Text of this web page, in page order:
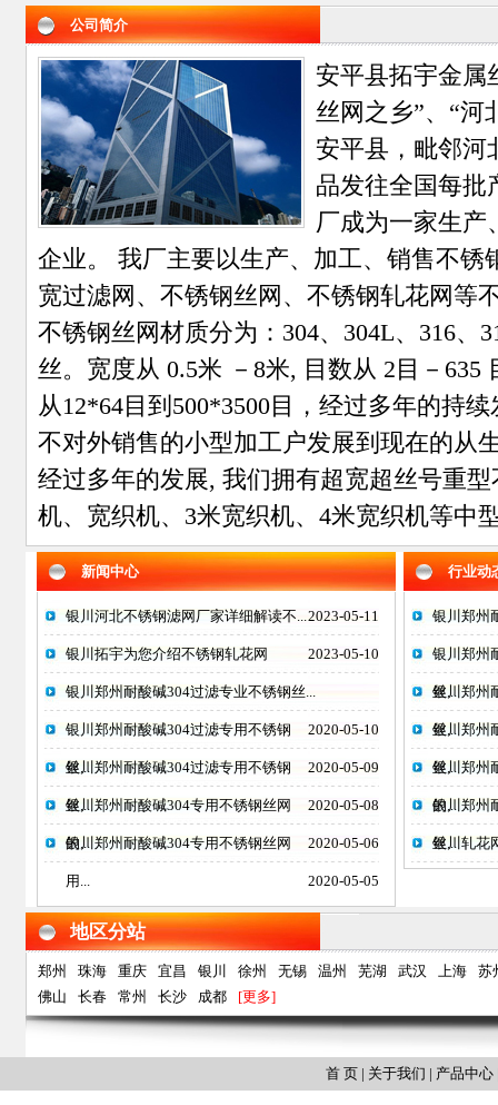
公司简介
安平县拓宇金属
丝网之乡”、“
安平县，毗邻河
品发往全国每批
厂成为一家生产
企业。 我厂主要以生产、加工、销售不锈
宽过滤网、不锈钢丝网、不锈钢轧花网等
不锈钢丝网材质分为：304、304L、316、
丝。宽度从 0.5米 －8米, 目数从 2目－635
从12*64目到500*3500目，经过多年的持
不对外销售的小型加工户发展到现在的从
经过多年的发展, 我们拥有超宽超丝号重
机、宽织机、3米宽织机、4米宽织机等中
新闻中心
银川河北不锈钢滤网厂家详细解读不...2023-05-11
银川拓宇为您介绍不锈钢轧花网 2023-05-10
银川郑州耐酸碱304过滤专业不锈钢丝...
2020-05-10
银川郑州耐酸碱304过滤专用不锈钢
丝... 2020-05-09
银川郑州耐酸碱304过滤专用不锈钢
丝... 2020-05-08
银川郑州耐酸碱304专用不锈钢丝网
的... 2020-05-06
银川郑州耐酸碱304专用不锈钢丝网
用... 2020-05-05
行业动
银川郑州
银川郑州
丝...
银川郑州
丝...
银川郑州
丝...
银川郑州
的...
银川郑州
丝...
银川轧花
地区分站
郑州 珠海 重庆 宜昌 银川 徐州 无锡 温州 芜湖 武汉 上海
苏
佛山
长春 常州 长沙 成都 [更多]
首 页 | 关于我们 | 产品中心